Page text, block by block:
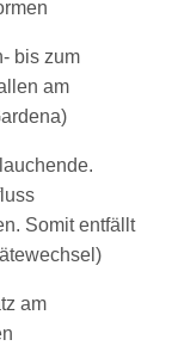
bis zum
am
Somit entfällt
am